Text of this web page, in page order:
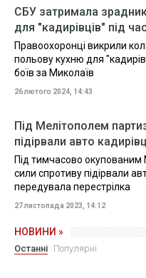
СБУ затримала
для "кадирівців" під
Правоохоронці викрили
польову кухню для
боїв за Миколаїв
26 лютого 2024, 14:43
Під Мелітополем
підірвали авто
Під тимчасово окупованим
сили спротиву підірвали
передувала перестрілка
27 листопада 2023, 14:12
НОВИНИ »
Останні Популярні